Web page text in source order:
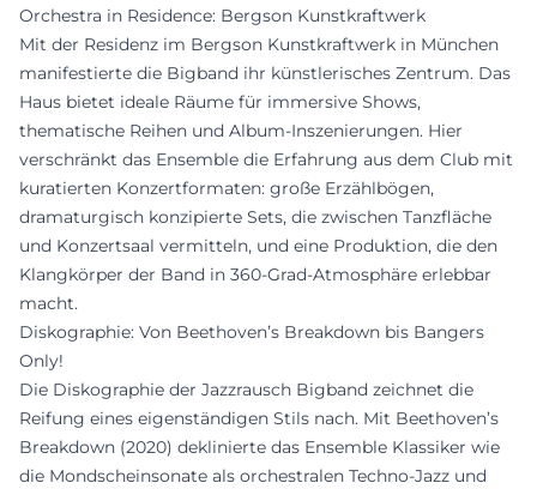
Orchestra in Residence: Bergson Kunstkraftwerk
Mit der Residenz im Bergson Kunstkraftwerk in München
manifestierte die Bigband ihr künstlerisches Zentrum. Das
Haus bietet ideale Räume für immersive Shows,
thematische Reihen und Album-Inszenierungen. Hier
verschränkt das Ensemble die Erfahrung aus dem Club mit
kuratierten Konzertformaten: große Erzählbögen,
dramaturgisch konzipierte Sets, die zwischen Tanzfläche
und Konzertsaal vermitteln, und eine Produktion, die den
Klangkörper der Band in 360-Grad-Atmosphäre erlebbar
macht.
Diskographie: Von Beethoven’s Breakdown bis Bangers
Only!
Die Diskographie der Jazzrausch Bigband zeichnet die
Reifung eines eigenständigen Stils nach. Mit Beethoven’s
Breakdown (2020) deklinierte das Ensemble Klassiker wie
die Mondscheinsonate als orchestralen Techno-Jazz und